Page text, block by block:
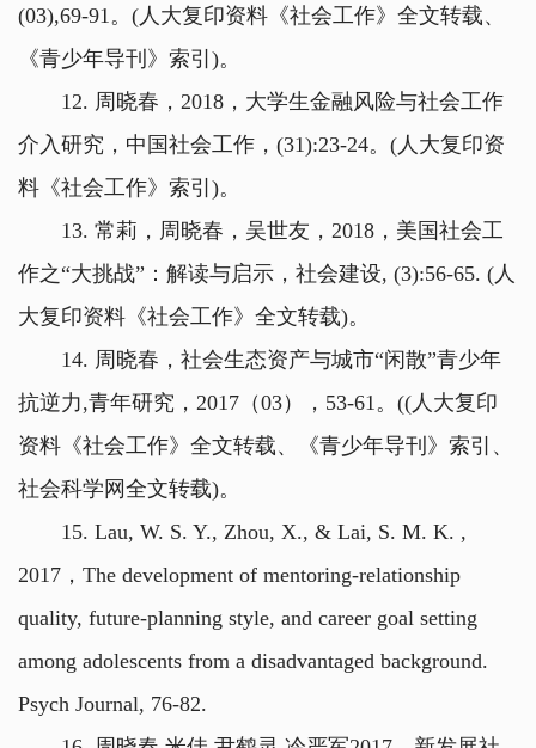
(03),69-91。(人大复印资料《社会工作》全文转载、
《青少年导刊》索引)。
12. 周晓春，2018，大学生金融风险与社会工作
介入研究，中国社会工作，(31):23-24。(人大复印资
料《社会工作》索引)。
13. 常莉，周晓春，吴世友，2018，美国社会工
作之“大挑战”：解读与启示，社会建设, (3):56-65. (人
大复印资料《社会工作》全文转载)。
14. 周晓春，社会生态资产与城市“闲散”青少年
抗逆力,青年研究，2017（03），53-61。((人大复印
资料《社会工作》全文转载、《青少年导刊》索引、
社会科学网全文转载)。
15. Lau, W. S. Y., Zhou, X., & Lai, S. M. K. ,
2017，The development of mentoring‐relationship
quality, future‐planning style, and career goal setting
among adolescents from a disadvantaged background.
Psych Journal, 76-82.